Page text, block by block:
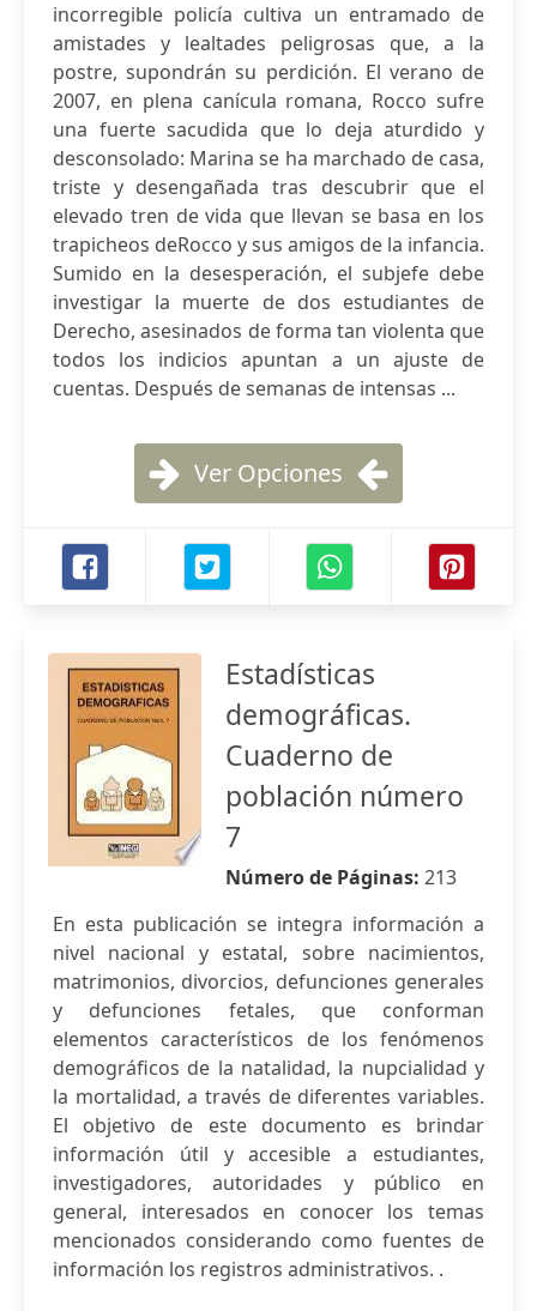
incorregible policía cultiva un entramado de
amistades y lealtades peligrosas que, a la
postre, supondrán su perdición. El verano de
2007, en plena canícula romana, Rocco sufre
una fuerte sacudida que lo deja aturdido y
desconsolado: Marina se ha marchado de casa,
triste y desengañada tras descubrir que el
elevado tren de vida que llevan se basa en los
trapicheos deRocco y sus amigos de la infancia.
Sumido en la desesperación, el subjefe debe
investigar la muerte de dos estudiantes de
Derecho, asesinados de forma tan violenta que
todos los indicios apuntan a un ajuste de
cuentas. Después de semanas de intensas ...
Ver Opciones
Estadísticas
demográficas.
Cuaderno de
población número
7
Número de Páginas: 213
En esta publicación se integra información a
nivel nacional y estatal, sobre nacimientos,
matrimonios, divorcios, defunciones generales
y defunciones fetales, que conforman
elementos característicos de los fenómenos
demográficos de la natalidad, la nupcialidad y
la mortalidad, a través de diferentes variables.
El objetivo de este documento es brindar
información útil y accesible a estudiantes,
investigadores, autoridades y público en
general, interesados en conocer los temas
mencionados considerando como fuentes de
información los registros administrativos. .